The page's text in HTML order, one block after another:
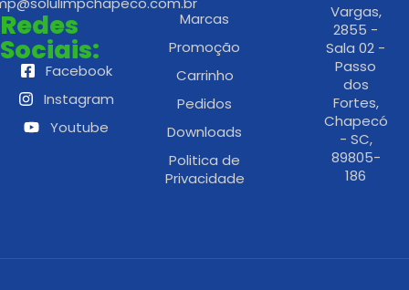
Redes
Sociais:
Facebook
Instagram
Youtube
Marcas
Promoção
Carrinho
Pedidos
Downloads
Politica de
Privacidade
Vargas,
2855 -
Sala 02 -
Passo
dos
Fortes,
Chapecó
- SC,
89805-
186